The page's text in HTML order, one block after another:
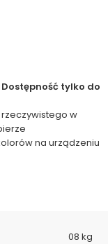
Dostępność tylko do
w
na urządzeniu
08 kg